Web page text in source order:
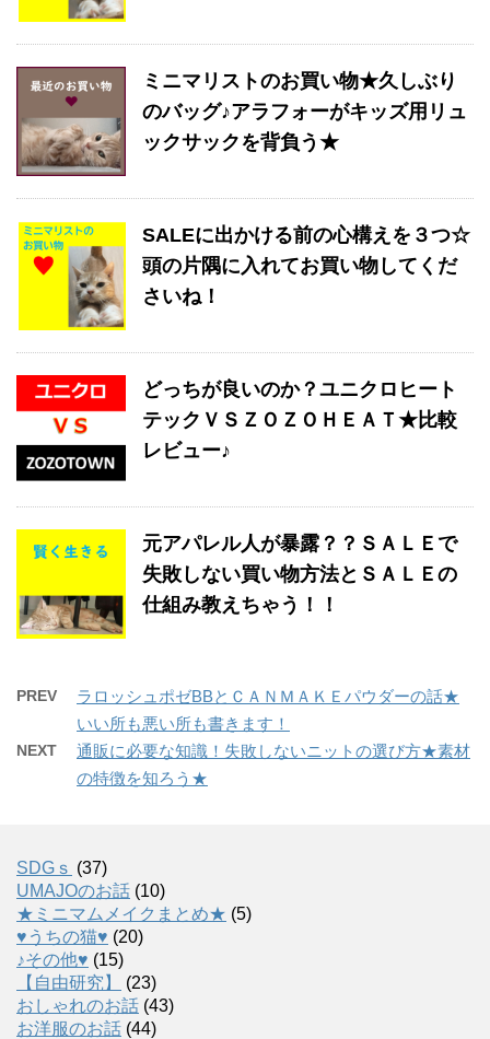
ミニマリストのお買い物★久しぶり
のバッグ♪アラフォーがキッズ用リュ
ックサックを背負う★
SALEに出かける前の心構えを３つ☆
頭の片隅に入れてお買い物してくだ
さいね！
どっちが良いのか？ユニクロヒート
テックＶＳＺＯＺＯＨＥＡＴ★比較
レビュー♪
元アパレル人が暴露？？ＳＡＬＥで
失敗しない買い物方法とＳＡＬＥの
仕組み教えちゃう！！
PREV
ラロッシュポゼBBとＣＡＮＭＡＫＥパウダーの話★
いい所も悪い所も書きます！
NEXT
通販に必要な知識！失敗しないニットの選び方★素材
の特徴を知ろう★
SDGｓ (37)
UMAJOのお話 (10)
★ミニマムメイクまとめ★ (5)
♥うちの猫♥ (20)
♪その他♥ (15)
【自由研究】
(23)
おしゃれのお話 (43)
お洋服のお話 (44)